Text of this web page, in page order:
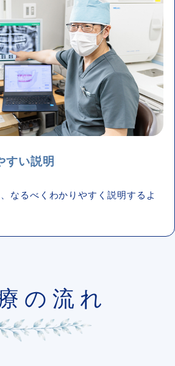
すい説明
なるべくわかりやすく説明するよ
の流れ